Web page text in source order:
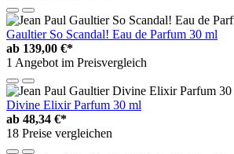
Gaultier So Scandal! Eau de Parfum 30 ml
ab 139,00 €*
1 Angebot im Preisvergleich
Divine Elixir Parfum 30 ml
ab 48,34 €*
18 Preise vergleichen